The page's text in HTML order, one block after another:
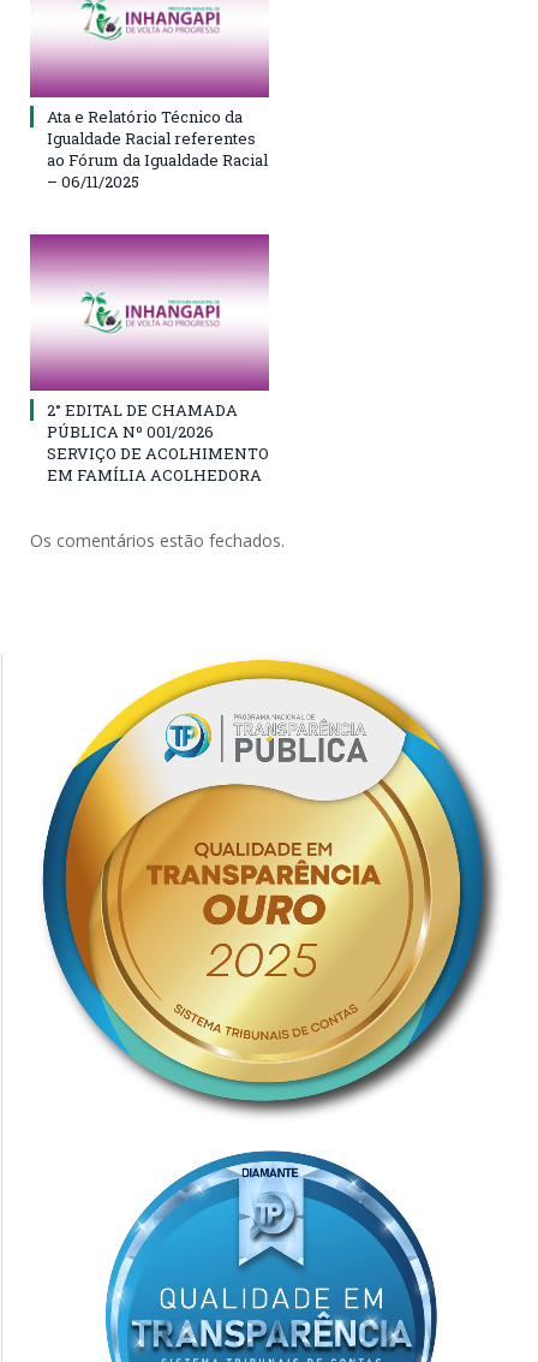
Ata e Relatório Técnico da
Igualdade Racial referentes
ao Fórum da Igualdade Racial
– 06/11/2025
2° EDITAL DE CHAMADA
PÚBLICA Nº 001/2026
SERVIÇO DE ACOLHIMENTO
EM FAMÍLIA ACOLHEDORA
Os comentários estão fechados.